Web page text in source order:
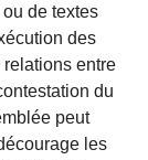
de textes
des
relations entre
du
peut
les